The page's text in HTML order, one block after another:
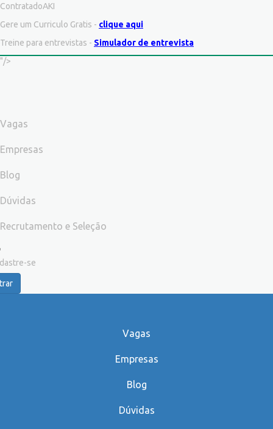
ContratadoAKI
Gere um Curriculo Gratis - clique aqui
Treine para entrevistas - Simulador de entrevista
"/>
Vagas
Empresas
Blog
Dúvidas
Recrutamento e Seleção
se
Vagas
Empresas
Blog
Dúvidas